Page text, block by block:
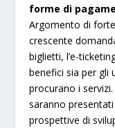
forme di
Argomento di
crescente
biglietti, l’e-
benefici sia per gli
procurano i
saranno
prospettive di